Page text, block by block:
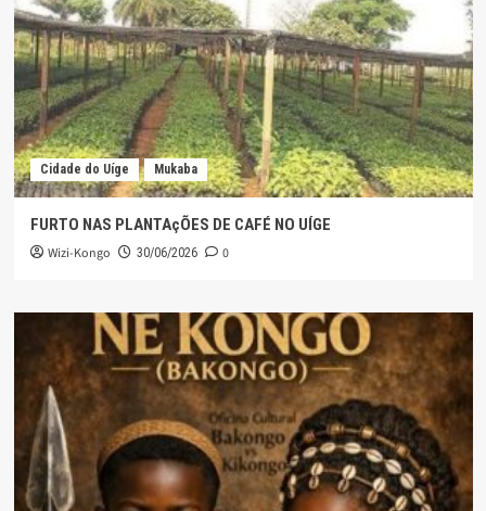
Cidade do Uíge Mukaba
FURTO NAS PLANTAçÕES DE CAFÉ NO UÍGE
Wizi-Kongo 30/06/2026 0